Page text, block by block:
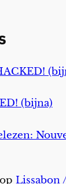
(bijna)
Lissabon